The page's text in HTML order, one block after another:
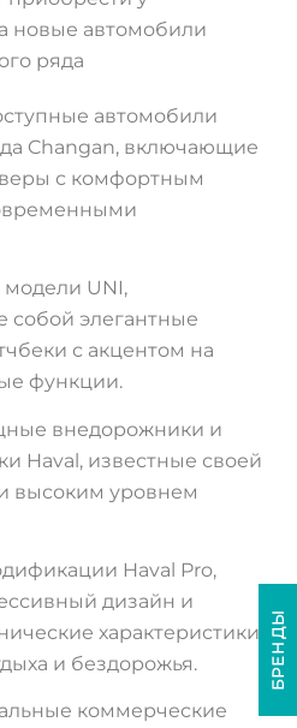
новые автомобили
ряда
автомобили
Changan, включающие
с комфортным
UNI,
собой элегантные
с акцентом на
функции.
внедорожники и
Haval, известные своей
высоким уровнем
Haval Pro,
дизайн и
характеристики
и бездорожья.
коммерческие
БРЕНДЫ